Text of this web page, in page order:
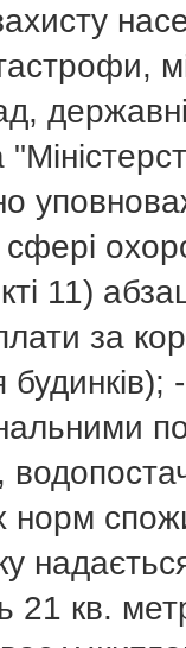
сфері
11)
за
норм
21 кв.